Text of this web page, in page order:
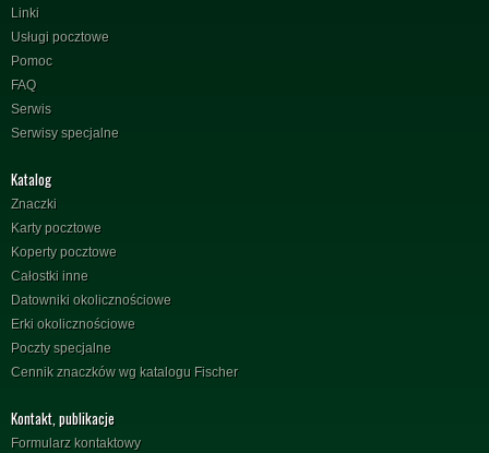
Linki
Usługi pocztowe
Pomoc
FAQ
Serwis
Serwisy specjalne
Katalog
Znaczki
Karty pocztowe
Koperty pocztowe
Całostki inne
Datowniki okolicznościowe
Erki okolicznościowe
Poczty specjalne
Cennik znaczków wg katalogu Fischer
Kontakt, publikacje
Formularz kontaktowy